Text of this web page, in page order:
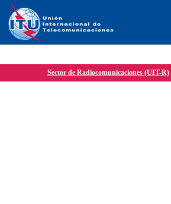
Sector de Radiocomunicaciones (UIT-R)